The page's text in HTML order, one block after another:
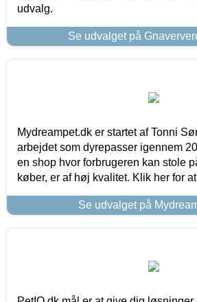
udvalg.
Se udvalget på
Mydreampet.dk er startet af Tonni
arbejdet som dyrepasser igennem
en shop hvor forbrugeren kan stole
køber, er af høj kvalitet. Klik her for
Se udvalget på